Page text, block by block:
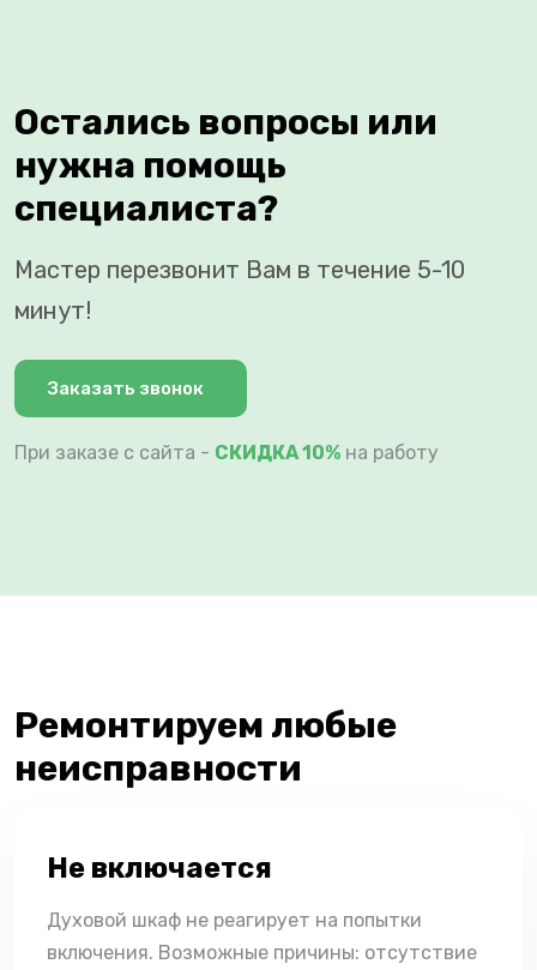
Остались вопросы или
нужна помощь
специалиста?
Мастер перезвонит Вам в течение 5-10
минут!
Заказать звонок
При заказе с сайта - СКИДКА 10% на работу
Ремонтируем любые
неисправности
Не включается
Духовой шкаф не реагирует на попытки
включения. Возможные причины: отсутствие